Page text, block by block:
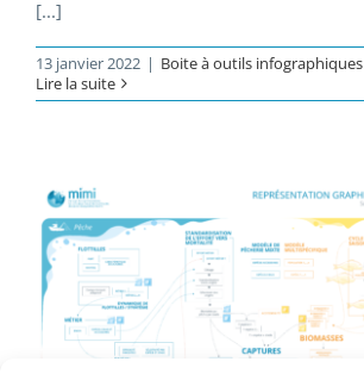
[...]
13 janvier 2022 | Boite à outils infographiques
Lire la suite